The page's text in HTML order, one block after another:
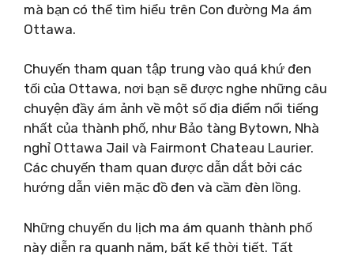
mà bạn có thể tìm hiểu trên Con đường Ma ám
Ottawa.
Chuyến tham quan tập trung vào quá khứ đen
tối của Ottawa, nơi bạn sẽ được nghe những câu
chuyện đầy ám ảnh về một số địa điểm nổi tiếng
nhất của thành phố, như Bảo tàng Bytown, Nhà
nghỉ Ottawa Jail và Fairmont Chateau Laurier.
Các chuyến tham quan được dẫn dắt bởi các
hướng dẫn viên mặc đồ đen và cầm đèn lồng.
Những chuyến du lịch ma ám quanh thành phố
này diễn ra quanh năm, bất kể thời tiết. Tất